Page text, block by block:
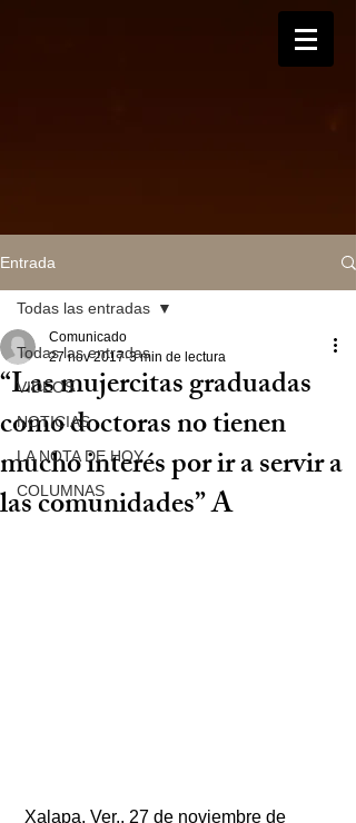
Entrada
Todas las entradas
VIDEOS
NOTICIAS
LA NOTA DE HOY
COLUMNAS
Todas las entradas
“Las mujercitas graduadas
como doctoras no tienen
mucho interés por ir a servir a
las comunidades” A
Comunicado
27 nov 2017 3 min de lectura